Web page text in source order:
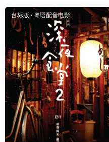
台标版 · 粤语配音电影